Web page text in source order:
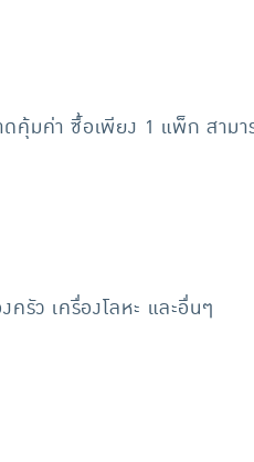
คุ้มค่า ซื้อเพียง 1 แพ็ก สาม
รัว เครื่องโลหะ และอื่นๆ